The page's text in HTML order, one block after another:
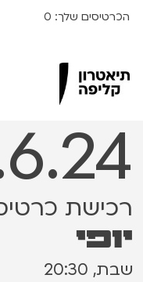
הכרטיסים שלך: 0
Clipa Theater
רכישת
יופי
שבת, 20:30